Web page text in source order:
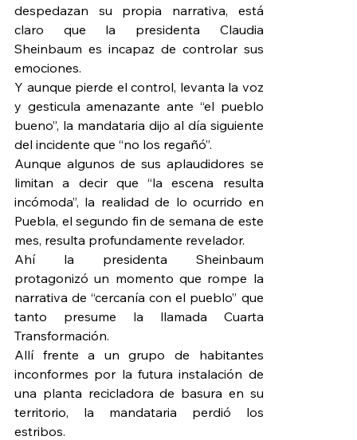
despedazan su propia narrativa, está
claro que la presidenta Claudia
Sheinbaum es incapaz de controlar sus
emociones.
Y aunque pierde el control, levanta la voz
y gesticula amenazante ante “el pueblo
bueno”, la mandataria dijo al día siguiente
del incidente que “no los regañó”.
Aunque algunos de sus aplaudidores se
limitan a decir que “la escena resulta
incómoda”, la realidad de lo ocurrido en
Puebla, el segundo fin de semana de este
mes, resulta profundamente revelador.
Ahí la presidenta Sheinbaum
protagonizó un momento que rompe la
narrativa de “cercanía con el pueblo” que
tanto presume la llamada Cuarta
Transformación.
Allí frente a un grupo de habitantes
inconformes por la futura instalación de
una planta recicladora de basura en su
territorio, la mandataria perdió los
estribos.